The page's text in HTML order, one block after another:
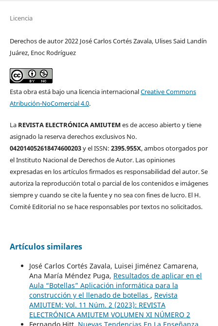
Licencia
Derechos de autor 2022 José Carlos Cortés Zavala, Ulises Said Landín
Juárez, Enoc Rodríguez
Esta obra está bajo una licencia internacionalCreative Commons
Atribución-NoComercial 4.0.
La REVISTA ELECTRÓNICA AMIUTEM es de acceso abierto y tiene
asignado la reserva derechos exclusivos No.
042014052618474600203y el ISSN: 2395.955X, ambos otorgados por
el Instituto Nacional de Derechos de Autor. Las opiniones
expresadas en los artículos firmados es responsabilidad del autor. Se
autoriza la reproducción total o parcial de los contenidos e imágenes
siempre y cuando se cite la fuente y no sea con fines de lucro. El H.
Comité Editorial no se hace responsables por textos no solicitados.
Artículos similares
José Carlos Cortés Zavala, Luisei Jiménez Camarena,
Ana María Méndez Puga, Resultados de aplicar en el
Aula “Botellas” Aplicación informática para la
construcción y el llenado de botellas , Revista
AMIUTEM: Vol. 11 Núm. 2 (2023): REVISTA
ELECTRÓNICA AMIUTEM VOLUMEN XI NÚMERO 2